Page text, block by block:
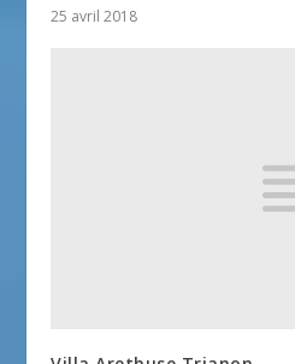
25 avril 2018